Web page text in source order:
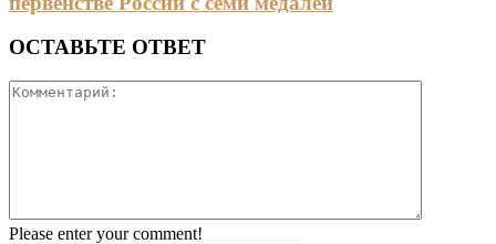
ОСТАВЬТЕ ОТВЕТ
Please enter your comment!